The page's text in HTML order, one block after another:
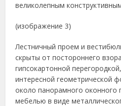
великолепным
(изображение 3)
Лестничный проем и
скрыты от постороннего
гипсокартонной
интересной геометрической
около панорамного оконного
мебелью в виде